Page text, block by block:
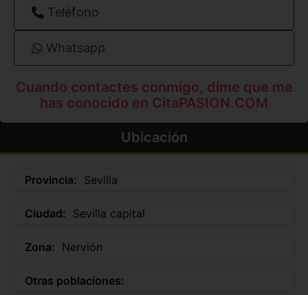
Teléfono
Whatsapp
Cuando contactes conmigo, dime que me
has conocido en CitaPASION.COM
Ubicación
Provincia: Sevilla
Ciudad: Sevilla capital
Zona: Nervión
Otras poblaciones: